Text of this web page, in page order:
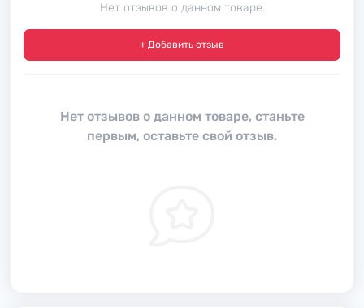
Нет отзывов о данном товаре.
+ Добавить отзыв
Нет отзывов о данном товаре, станьте
первым, оставьте свой отзыв.